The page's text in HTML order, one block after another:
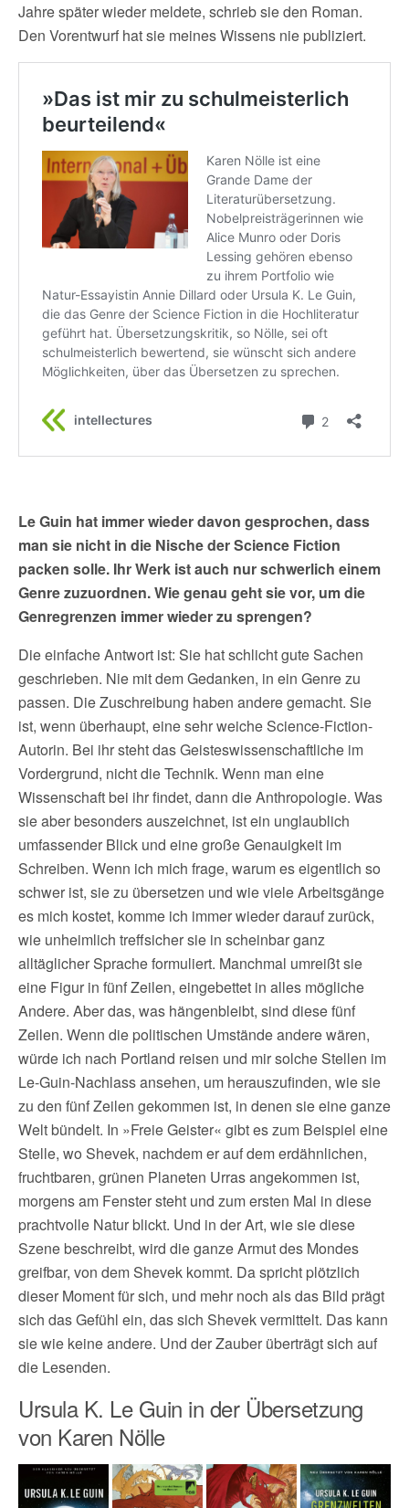
Jahre später wieder meldete, schrieb sie den Roman.
Den Vorentwurf hat sie meines Wissens nie publiziert.
Le Guin hat immer wieder davon gesprochen, dass
man sie nicht in die Nische der Science Fiction
packen solle. Ihr Werk ist auch nur schwerlich einem
Genre zuzuordnen. Wie genau geht sie vor, um die
Genregrenzen immer wieder zu sprengen?
Die einfache Antwort ist: Sie hat schlicht gute Sachen
geschrieben. Nie mit dem Gedanken, in ein Genre zu
passen. Die Zuschreibung haben andere gemacht. Sie
ist, wenn überhaupt, eine sehr weiche Science-Fiction-
Autorin. Bei ihr steht das Geisteswissenschaftliche im
Vordergrund, nicht die Technik. Wenn man eine
Wissenschaft bei ihr findet, dann die Anthropologie. Was
sie aber besonders auszeichnet, ist ein unglaublich
umfassender Blick und eine große Genauigkeit im
Schreiben. Wenn ich mich frage, warum es eigentlich so
schwer ist, sie zu übersetzen und wie viele Arbeitsgänge
es mich kostet, komme ich immer wieder darauf zurück,
wie unheimlich treffsicher sie in scheinbar ganz
alltäglicher Sprache formuliert. Manchmal umreißt sie
eine Figur in fünf Zeilen, eingebettet in alles mögliche
Andere. Aber das, was hängenbleibt, sind diese fünf
Zeilen. Wenn die politischen Umstände andere wären,
würde ich nach Portland reisen und mir solche Stellen im
Le-Guin-Nachlass ansehen, um herauszufinden, wie sie
zu den fünf Zeilen gekommen ist, in denen sie eine ganze
Welt bündelt. In »Freie Geister« gibt es zum Beispiel eine
Stelle, wo Shevek, nachdem er auf dem erdähnlichen,
fruchtbaren, grünen Planeten Urras angekommen ist,
morgens am Fenster steht und zum ersten Mal in diese
prachtvolle Natur blickt. Und in der Art, wie sie diese
Szene beschreibt, wird die ganze Armut des Mondes
greifbar, von dem Shevek kommt. Da spricht plötzlich
dieser Moment für sich, und mehr noch als das Bild prägt
sich das Gefühl ein, das sich Shevek vermittelt. Das kann
sie wie keine andere. Und der Zauber überträgt sich auf
die Lesenden.
Ursula K. Le Guin in der Übersetzung
von Karen Nölle